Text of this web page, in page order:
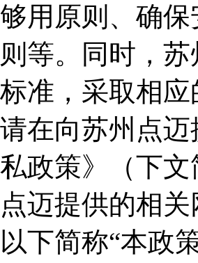
用原则、确
等。同时，
准，采取相
在向苏州点
政策》（下
迈提供的相
下简称“本政